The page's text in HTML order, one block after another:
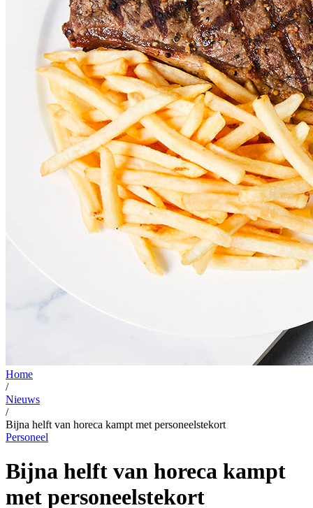
Home
/
Nieuws
/
Bijna helft van horeca kampt met personeelstekort
Personeel
Bijna helft van horeca kampt
met personeelstekort